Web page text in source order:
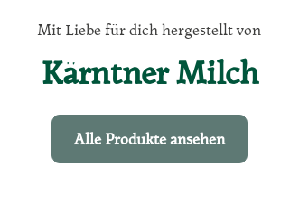
Mit Liebe für dich hergestellt von
Kärntner Milch
Alle Produkte ansehen